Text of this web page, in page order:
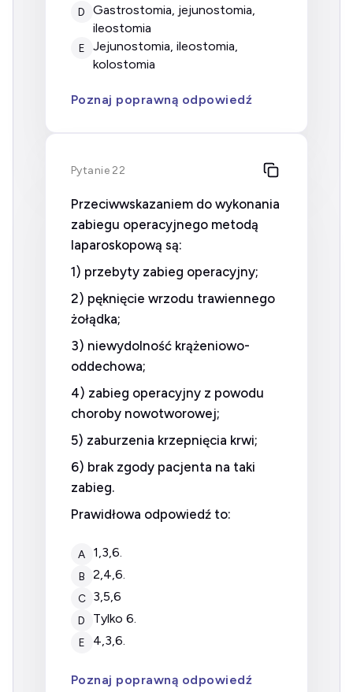
D
gastrostomia, jejunostomia,
ileostomia
E
jejunostomia, ileostomia,
kolostomia
Poznaj poprawną odpowiedź
Pytanie 22
Przeciwwskazaniem do wykonania
zabiegu operacyjnego metodą
laparoskopową są:
1) przebyty zabieg operacyjny;
2) pęknięcie wrzodu trawiennego
żołądka;
3) niewydolność krążeniowo-
oddechowa;
4) zabieg operacyjny z powodu
choroby nowotworowej;
5) zaburzenia krzepnięcia krwi;
6) brak zgody pacjenta na taki
zabieg.
Prawidłowa odpowiedź to:
A 1,3,6.
B 2,4,6.
C 3,5,6
D tylko 6.
E 4,3,6.
Poznaj poprawną odpowiedź